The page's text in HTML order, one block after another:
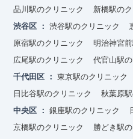
品川駅のクリニック
新橋駅の
渋谷区
渋谷駅のクリニック
原宿駅のクリニック
明治神宮
広尾駅のクリニック
代官山駅
千代田区
東京駅のクリニック
日比谷駅のクリニック
秋葉原
中央区
銀座駅のクリニック
京橋駅のクリニック
勝どき駅